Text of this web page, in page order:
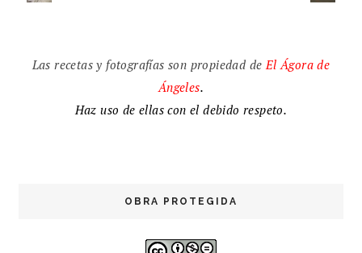
Las recetas y fotografías son propiedad de ElÁgora de
Ángeles.
Haz uso de ellas con el debido respeto.
OBRA PROTEGIDA